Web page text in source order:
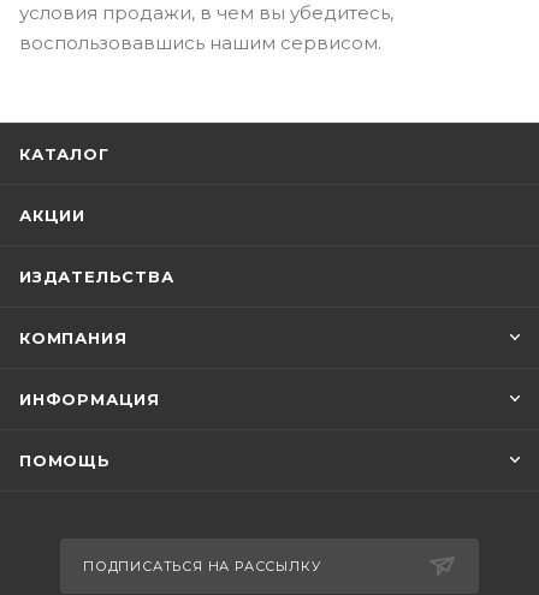
условия продажи, в чем вы убедитесь,
воспользовавшись нашим сервисом.
КАТАЛОГ
АКЦИИ
ИЗДАТЕЛЬСТВА
КОМПАНИЯ
ИНФОРМАЦИЯ
ПОМОЩЬ
ПОДПИСАТЬСЯ НА РАССЫЛКУ